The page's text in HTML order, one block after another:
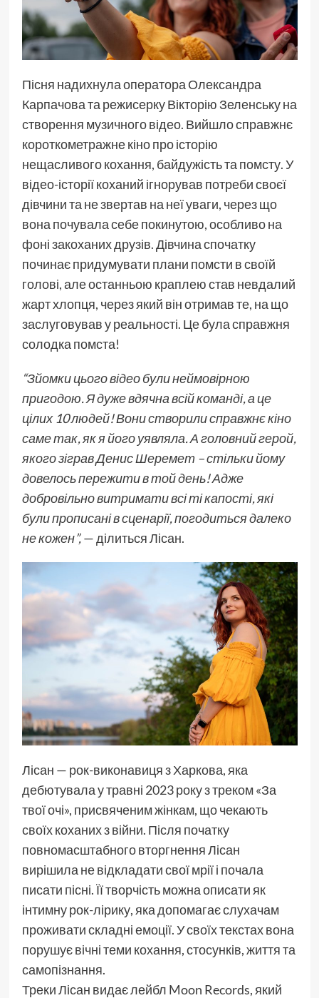
Пісня надихнула оператора Олександра
Карпачова та режисерку Вікторію Зеленську на
створення музичного відео. Вийшло справжнє
короткометражне кіно про історію
нещасливого кохання, байдужість та помсту. У
відео-історії коханий ігнорував потреби своєї
дівчини та не звертав на неї уваги, через що
вона почувала себе покинутою, особливо на
фоні закоханих друзів. Дівчина спочатку
починає придумувати плани помсти в своїй
голові, але останньою краплею став невдалий
жарт хлопця, через який він отримав те, на що
заслуговував у реальності. Це була справжня
солодка помста!
“Зйомки цього відео були неймовірною
пригодою. Я дуже вдячна всій команді, а це
цілих 10 людей! Вони створили справжнє кіно
саме так, як я його уявляла. А головний герой,
якого зіграв Денис Шеремет – стільки йому
довелось пережити в той день! Адже
добровільно витримати всі ті капості, які
були прописані в сценарії, погодиться далеко
не кожен”,— ділиться Лісан.
Лісан — рок-виконавиця з Харкова, яка
дебютувала у травні 2023 року з треком «За
твої очі», присвяченим жінкам, що чекають
своїх коханих з війни. Після початку
повномасштабного вторгнення Лісан
вирішила не відкладати свої мрії і почала
писати пісні. Її творчість можна описати як
інтимну рок-лірику, яка допомагає слухачам
проживати складні емоції. У своїх текстах вона
порушує вічні теми кохання, стосунків, життя та
самопізнання.
Треки Лісан видає лейбл Moon Records, який